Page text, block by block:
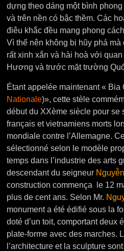
dựng theo dáng một bình
và trên nền có bậc thềm. Các
điêu khắc đều mang phong
Vì thế nên không bị hũy phá
rất xinh xắn và hài hoà với
Hương và trước mặt trường
Étant appelée maintenant « Bia
Nationale)», cette stèle
début du XXème siècle pour se
français et vietnamiens morts
mondiale contre l’Allemagne.
sélectionné selon le modèle
temps dans l’industrie des arts
descendant du seigneur
construction commença le 12
plus de cent ans. Selon Mr.
monument a été édifié sous la
doté d’un toit, comportant deux
plate-forme avec des marches.
l’architecture et la sculpture